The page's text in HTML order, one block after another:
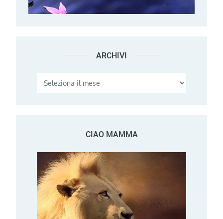
ARCHIVI Archivi
CIAO MAMMA